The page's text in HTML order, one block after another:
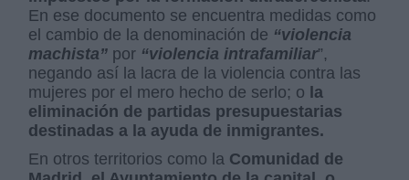
En ese documento se encuentra medidas como
el cambio de la denominación de “violencia
machista” por “violencia intrafamiliar”,
negando así la lacra de la violencia contra las
mujeres por el mero hecho de serlo; o la
eliminación de partidas presupuestarias
destinadas a la ayuda de inmigrantes.
En otros territorios como la Comunidad de